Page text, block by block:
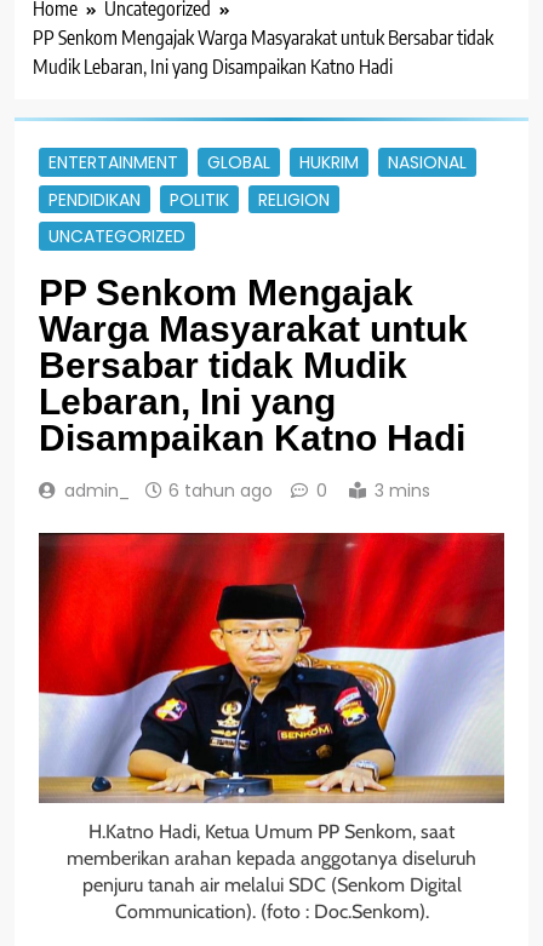
Home
Uncategorized
PP Senkom Mengajak Warga Masyarakat untuk Bersabar tidak
Mudik Lebaran, Ini yang Disampaikan Katno Hadi
ENTERTAINMENT GLOBAL HUKRIM
NASIONAL
PENDIDIKAN
POLITIK
RELIGION
UNCATEGORIZED
PP Senkom Mengajak
Warga Masyarakat untuk
Bersabar tidak Mudik
Lebaran, Ini yang
Disampaikan Katno Hadi
admin_ 6 tahun ago 0 3 mins
H.Katno Hadi, Ketua Umum PP Senkom, saat
memberikan arahan kepada anggotanya diseluruh
penjuru tanah air melalui SDC (Senkom Digital
Communication). (foto : Doc.Senkom).